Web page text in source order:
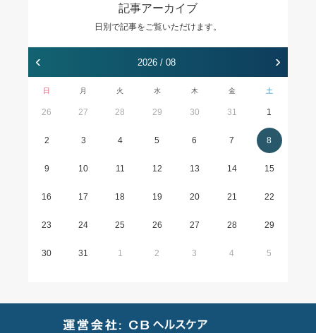
記事アーカイブ
日別で記事をご覧いただけます。
‹ 2026 / 08 ›
日 月 火 水 木 金 土
26 27 28 29 30 31 1
2 3 4 5 6 7 8
9 10 11 12 13 14 15
16 17 18 19 20 21 22
23 24 25 26 27 28 29
30 31 1 2 3 4 5